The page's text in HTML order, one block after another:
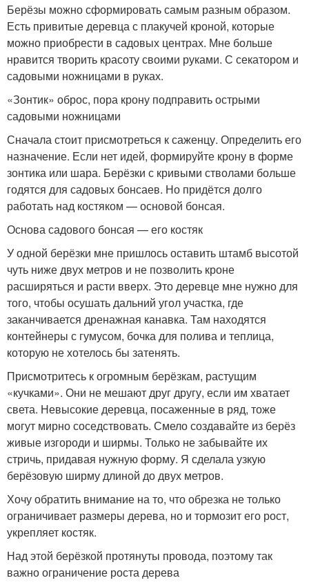
Берёзы можно сформировать самым разным образом.
Есть привитые деревца с плакучей кроной, которые
можно приобрести в садовых центрах. Мне больше
нравится творить красоту своими руками. С секатором и
садовыми ножницами в руках.
«Зонтик» оброс, пора крону подправить острыми
садовыми ножницами
Сначала стоит присмотреться к саженцу. Определить его
назначение. Если нет идей, формируйте крону в форме
зонтика или шара. Берёзки с кривыми стволами больше
годятся для садовых бонсаев. Но придётся долго
работать над костяком — основой бонсая.
Основа садового бонсая — его костяк
У одной берёзки мне пришлось оставить штамб высотой
чуть ниже двух метров и не позволить кроне
расширяться и расти вверх. Это деревце мне нужно для
того, чтобы осушать дальний угол участка, где
заканчивается дренажная канавка. Там находятся
контейнеры с гумусом, бочка для полива и теплица,
которую не хотелось бы затенять.
Присмотритесь к огромным берёзкам, растущим
«кучками». Они не мешают друг другу, если им хватает
света. Невысокие деревца, посаженные в ряд, тоже
могут мирно соседствовать. Смело создавайте из берёз
живые изгороди и ширмы. Только не забывайте их
стричь, придавая нужную форму. Я сделала узкую
берёзовую ширму длиной до двух метров.
Хочу обратить внимание на то, что обрезка не только
ограничивает размеры дерева, но и тормозит его рост,
укрепляет костяк.
Над этой берёзкой протянуты провода, поэтому так
важно ограничение роста дерева